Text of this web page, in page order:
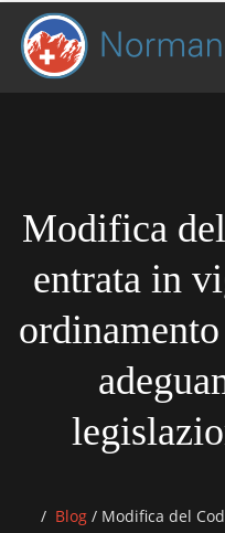
Modifica
entrata in
Blog /Modifica del